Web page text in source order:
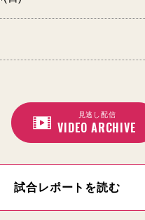
見逃し配信
VIDEO ARCHIVE
試合レポートを読む